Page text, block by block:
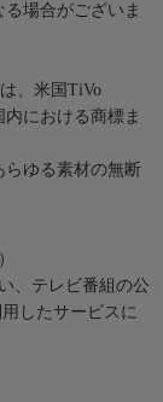
場合がございま
、米国TiVo
における商標ま
らゆる素材の無断
、テレビ番組の公
したサービスに